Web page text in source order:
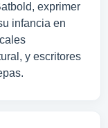
exprimer
infancia en
y escritores